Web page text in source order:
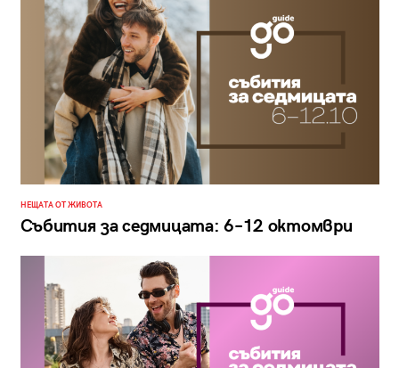
НЕЩАТА ОТ ЖИВОТА
Събития за седмицата: 6–12 октомври